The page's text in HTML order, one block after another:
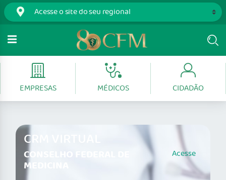
EMPRESAS MÉDICOS CIDADÃO
CRM VIRTUAL
CONSELHO FEDERAL DE
MEDICINA
Acesse